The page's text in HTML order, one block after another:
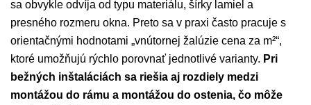
sa obvykle odvíja od typu materiálu, šírky lamiel a
presného rozmeru okna. Preto sa v praxi často pracuje s
orientačnými hodnotami „vnútornej žalúzie cena za m²“,
ktoré umožňujú rýchlo porovnať jednotlivé varianty. Pri
bežných inštaláciách sa riešia aj rozdiely medzi
montážou do rámu a montážou do ostenia, čo môže